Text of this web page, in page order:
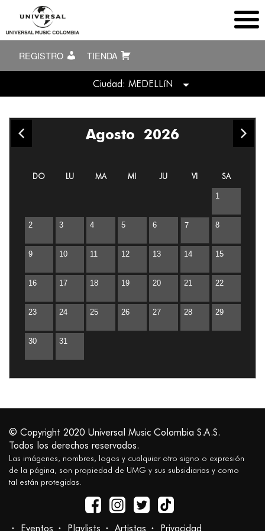
REGISTRO TIENDA
Ciudad: MEDELLíN
Bogotá
Agosto 2026
DO LU MA MI JU VI SA
1
2 3 4 5 6 7 8
9 10 11 12 13 14 15
16 17 18 19 20 21 22
23 24 25 26 27 28 29
30 31
© Copyright 2020 Universal Music Colombia S.A.S.
Todos los derechos reservados.
Las imágenes, nombres, logos y cualquier otro signo o expresión
de la página, son propiedad de UMG y sus subsidiarias y como
tal están protegidas.
Eventos Playlists Artistas Privacidad